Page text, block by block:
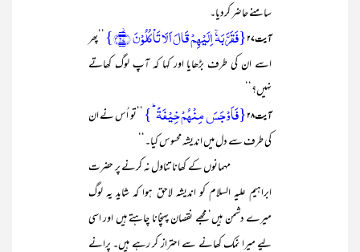
سامنے حاضر کردیا۔
آیت ۲۷ {فَقَرَّبَہٗۤ اِلَیۡہِمۡ قَالَ اَلَا تَاۡکُلُوۡنَ ﴿۫۲۷﴾}
’’پھر
اسے ان کی طرف بڑھایا اور کہا کہ آپ لوگ کھاتے
نہیں؟‘‘
آیت ۲۸ {فَاَوۡجَسَ مِنۡہُمۡ خِیۡفَۃً ؕ} ’’تو اُس نے ان
کی طرف سے دل میں اندیشہ محسوس کیا۔‘‘
مہمانوں کے کھانا تناول نہ کرنے پر حضرت
ابراہیم علیہ السلام کو اندیشہ لاحق ہوا کہ شاید یہ لوگ
میرے دشمن ہیں‘ مجھے نقصان پہنچانا چاہتے ہیں اور اسی
لیے میرا نمک کھانے سے احتراز کر رہے ہیں۔ پرانے